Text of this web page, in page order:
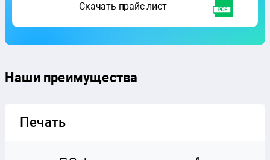
Скачать прайс лист
Наши преимущества
Печать